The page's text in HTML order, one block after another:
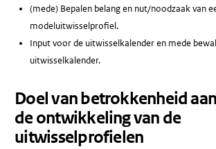
(mede) Bepalen belang en nut/noodzaak van
modeluitwisselprofiel.
Input voor de uitwisselkalender en mede
uitwisselkalender.
Doel van betrokkenheid
de ontwikkeling van de
uitwisselprofielen